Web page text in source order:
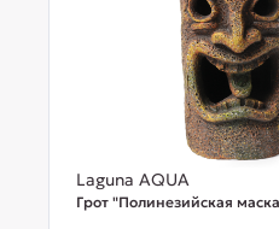
Laguna AQUA
Грот "Полинезийская